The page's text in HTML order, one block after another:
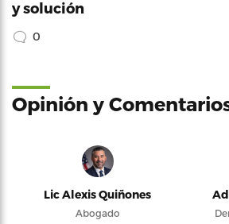
y solución
0
Opinión y
Lic Alexis Quiñones
Abogado